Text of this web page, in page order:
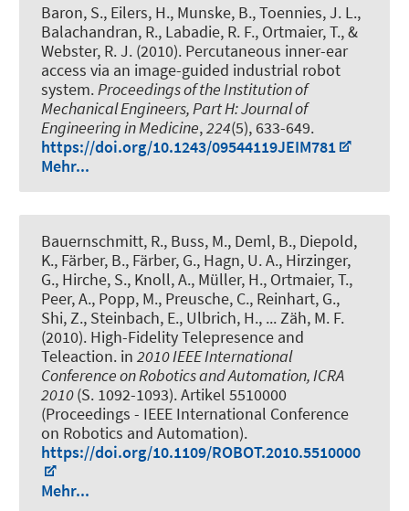
Baron, S., Eilers, H., Munske, B., Toennies, J. L.,
Balachandran, R., Labadie, R. F., Ortmaier, T., &
Webster, R. J. (2010). Percutaneous inner-ear
access via an image-guided industrial robot
system. Proceedings of the Institution of
Mechanical Engineers, Part H: Journal of
Engineering in Medicine,224(5), 633-649.
https://doi.org/10.1243/09544119JEIM781
Mehr...
Bauernschmitt, R., Buss, M., Deml, B., Diepold,
K., Färber, B., Färber, G., Hagn, U. A., Hirzinger,
G., Hirche, S., Knoll, A., Müller, H., Ortmaier, T.,
Peer, A., Popp, M., Preusche, C., Reinhart, G.,
Shi, Z., Steinbach, E., Ulbrich, H., ... Zäh, M. F.
(2010). High-Fidelity Telepresence and
Teleaction. in 2010 IEEE International
Conference on Robotics and Automation, ICRA
2010(S. 1092-1093). Artikel 5510000
(Proceedings - IEEE International Conference
on Robotics and Automation).
https://doi.org/10.1109/ROBOT.2010.5510000
Mehr...